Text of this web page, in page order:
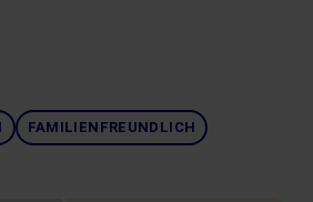
FAMILIENFREUNDLICH